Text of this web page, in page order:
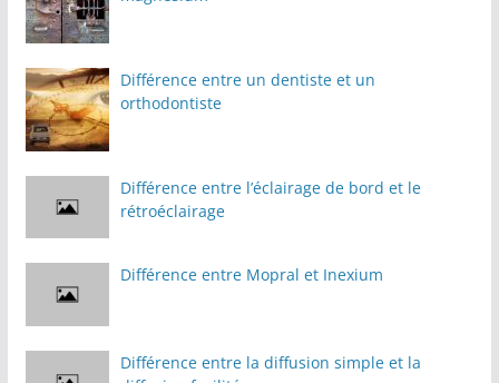
Différence entre un dentiste et un
orthodontiste
Différence entre l’éclairage de bord et le
rétroéclairage
Différence entre Mopral et Inexium
Différence entre la diffusion simple et la